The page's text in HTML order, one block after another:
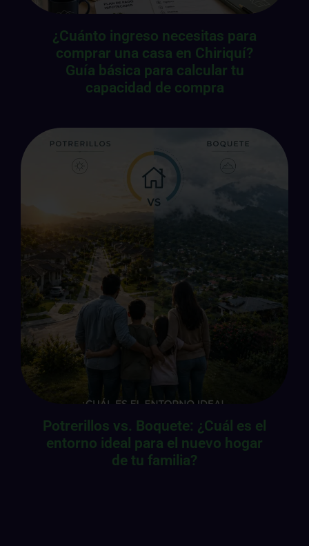
¿Cuánto ingreso necesitas para
comprar una casa en Chiriquí?
Guía básica para calcular tu
capacidad de compra
Potrerillos vs. Boquete: ¿Cuál es el
entorno ideal para el nuevo hogar
de tu familia?